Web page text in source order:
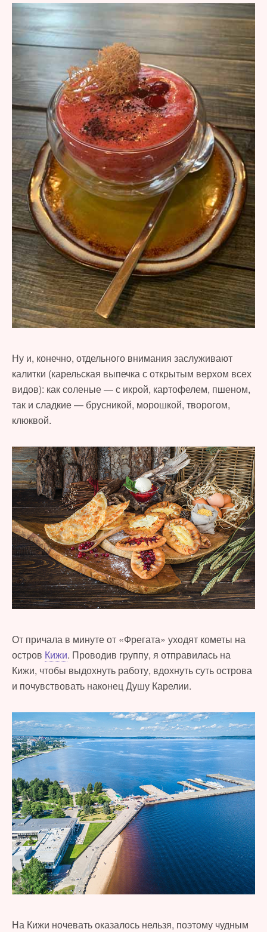
Ну и, конечно, отдельного внимания заслуживают
калитки (карельская выпечка с открытым верхом всех
видов): как соленые — с икрой, картофелем, пшеном,
так и сладкие — брусникой, морошкой, творогом,
клюквой.
От причала в минуте от «Фрегата» уходят кометы на
остров Кижи. Проводив группу, я отправилась на
Кижи, чтобы выдохнуть работу, вдохнуть суть острова
и почувствовать наконец Душу Карелии.
На Кижи ночевать оказалось нельзя, поэтому чудным